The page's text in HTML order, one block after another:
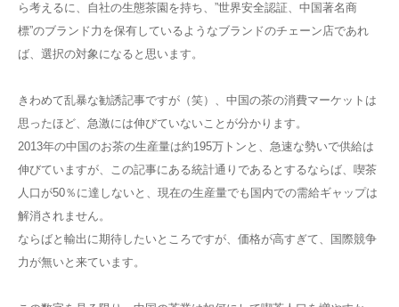
ら考えるに、自社の生態茶園を持ち、”世界安全認証、中国著名商
標”のブランド力を保有しているようなブランドのチェーン店であれ
ば、選択の対象になると思います。
きわめて乱暴な勧誘記事ですが（笑）、中国の茶の消費マーケットは
思ったほど、急激には伸びていないことが分かります。
2013年の中国のお茶の生産量は約195万トンと、急速な勢いで供給は
伸びていますが、この記事にある統計通りであるとするならば、喫茶
人口が50％に達しないと、現在の生産量でも国内での需給ギャップは
解消されません。
ならばと輸出に期待したいところですが、価格が高すぎて、国際競争
力が無いと来ています。